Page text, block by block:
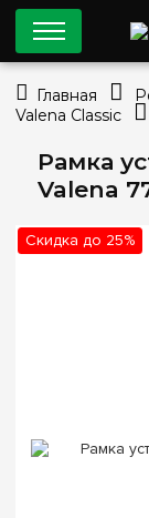
Рамка
Valena
Скидка до 25%
Главная
Valena Classic